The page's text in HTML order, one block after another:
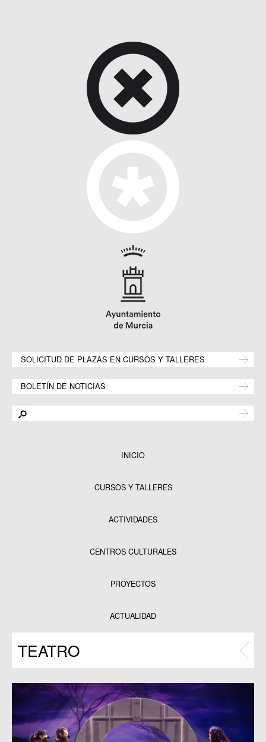
SOLICITUD DE PLAZAS EN CURSOS Y TALLERES
BOLETÍN DE NOTICIAS
INICIO
CURSOS Y TALLERES
ACTIVIDADES
CENTROS CULTURALES
PROYECTOS
Programas
ACTUALIDAD
TEATRO